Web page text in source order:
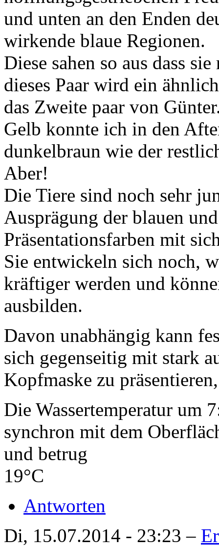
und unten an den Enden
wirkende blaue Regionen.
Diese sahen so aus dass
dieses Paar wird ein
das Zweite paar von
Gelb konnte ich in den
dunkelbraun wie der
Aber!
Die Tiere sind noch sehr
Ausprägung der blauen
Präsentationsfarben mit
Sie entwickeln sich noch,
kräftiger werden und
ausbilden.
Davon unabhängig kann
sich gegenseitig mit stark
Kopfmaske zu
Die Wassertemperatur um
synchron mit dem
und betrug
19°C
Antworten
Di, 15.07.2014 - 23:23 –